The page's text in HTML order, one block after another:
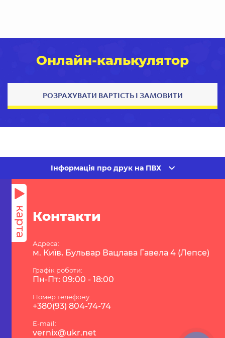
Онлайн-калькулятор
РОЗРАХУВАТИ ВАРТІСТЬ І ЗАМОВИТИ
Інформація про друк на ПВХ
карта Контакти
Адреса:
м. Київ, Бульвар Вацлава Гавела 4 (Лепсе)
Графік роботи:
Пн-Пт: 09:00 - 18:00
Номер телефону:
+380(93) 804-74-74
E-mail:
vernix@ukr.net